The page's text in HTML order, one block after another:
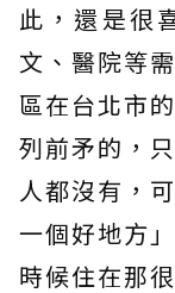
此，還是很
文、醫院等
區在台北市
列前矛的，
人都沒有，
一個好地方
時候住在那